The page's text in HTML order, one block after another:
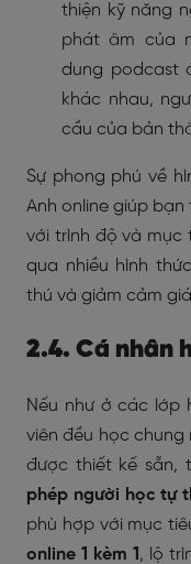
thiện kỹ năng
phát âm của
dung podcast
khác nhau,
cầu của bản
Sự phong phú về
Anh online giúp
với trình độ và mục
qua nhiều hình
thú và giảm cảm
2.4. Cá nhân
Nếu như ở các
viên đều học
được thiết kế sẵn,
phép người học tự
phù hợp với mục
online 1 kèm 1 , lộ